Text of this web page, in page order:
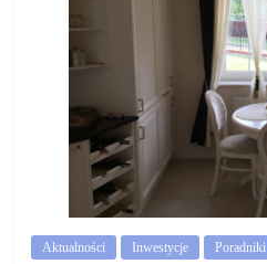
Aktualności Inwestycje Poradniki